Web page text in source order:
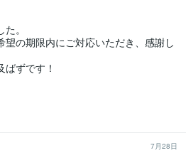
。
の期限内にご対応いただき、感謝し
ずです！
7月28日